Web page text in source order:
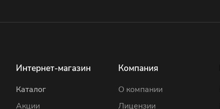
Интернет-магазин
Каталог
Акции
Компания
О компании
Лицензии